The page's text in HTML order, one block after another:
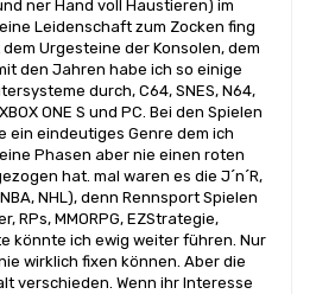
ner Hand voll Haustieren) im
Leidenschaft zum Zocken fing
Urgesteine der Konsolen, dem
den Jahren habe ich so einige
durch, C64, SNES, N64,
ONE S und PC. Bei den Spielen
ein eindeutiges Genre dem ich
Phasen aber nie einen roten
hat. mal waren es die J´n´R,
NHL), denn Rennsport Spielen
RPs, MMORPG, EZStrategie,
könnte ich ewig weiter führen. Nur
wirklich fixen können. Aber die
verschieden. Wenn ihr Interesse